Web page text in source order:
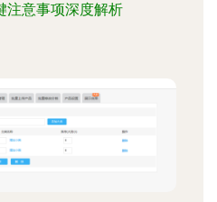
注意事项深度解析